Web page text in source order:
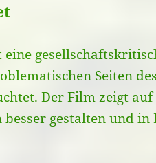
eine
Seiten
Der Film zeigt
besser gestalten und